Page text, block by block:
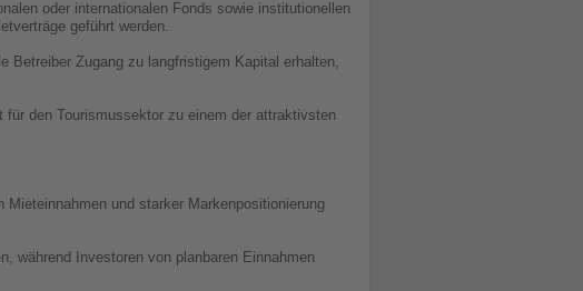
oder internationalen Fonds sowie institutionellen
geführt werden.
Betreiber Zugang zu langfristigem Kapital erhalten,
den Tourismussektor zu einem der attraktivsten
und starker Markenpositionierung
während Investoren von planbaren Einnahmen